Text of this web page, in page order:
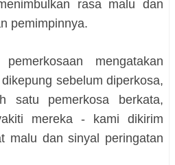
rasa malu dan
pemimpinnya.
mengatakan
sebelum diperkosa,
satu pemerkosa berkata,
mereka - kami dikirim
malu dan sinyal peringatan